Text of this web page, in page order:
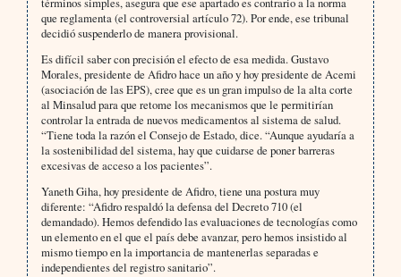
que reglamenta (el controversial artículo 72). Por ende, ese tribunal
decidió suspenderlo de manera provisional.
Es difícil saber con precisión el efecto de esa medida. Gustavo
Morales, presidente de Afidro hace un año y hoy presidente de Acemi
(asociación de las EPS), cree que es un gran impulso de la alta corte
al Minsalud para que retome los mecanismos que le permitirían
controlar la entrada de nuevos medicamentos al sistema de salud.
“Tiene toda la razón el Consejo de Estado, dice. “Aunque ayudaría a
la sostenibilidad del sistema, hay que cuidarse de poner barreras
excesivas de acceso a los pacientes”.
Yaneth Giha, hoy presidente de Afidro, tiene una postura muy
diferente: “Afidro respaldó la defensa del Decreto 710 (el
demandado). Hemos defendido las evaluaciones de tecnologías como
un elemento en el que el país debe avanzar, pero hemos insistido al
mismo tiempo en la importancia de mantenerlas separadas e
independientes del registro sanitario”.